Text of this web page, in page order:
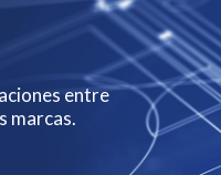
entre
marcas.